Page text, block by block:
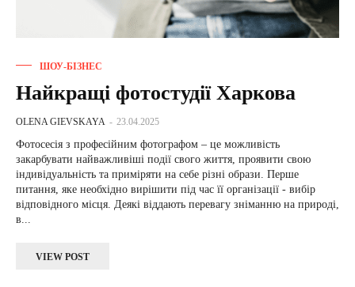
ШОУ-БІЗНЕС
Найкращі фотостудії Харкова
OLENA GIEVSKAYA - 23.04.2025
Фотосесія з професійним фотографом – це можливість
закарбувати найважливіші події свого життя, проявити свою
індивідуальність та приміряти на себе різні образи. Перше
питання, яке необхідно вирішити під час її організації - вибір
відповідного місця. Деякі віддають перевагу зніманню на природі,
в...
VIEW POST